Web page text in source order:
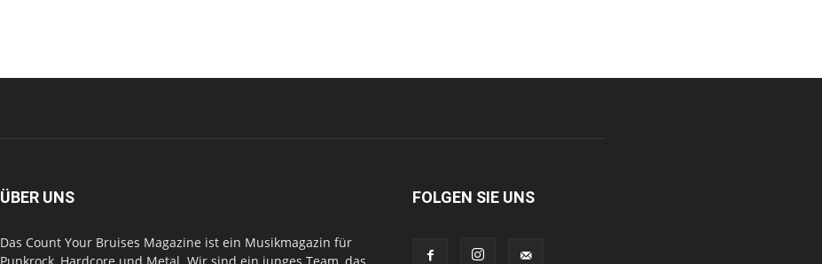
ÜBER UNS
Das Count Your Bruises Magazine ist ein Musikmagazin für
Punkrock, Hardcore und Metal. Wir sind ein junges Team, das
FOLGEN SIE UNS